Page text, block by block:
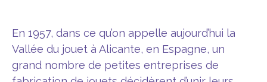
En 1957, dans ce qu’on appelle aujourd’hui la
Vallée du jouet à Alicante, en Espagne, un
grand nombre de petites entreprises de